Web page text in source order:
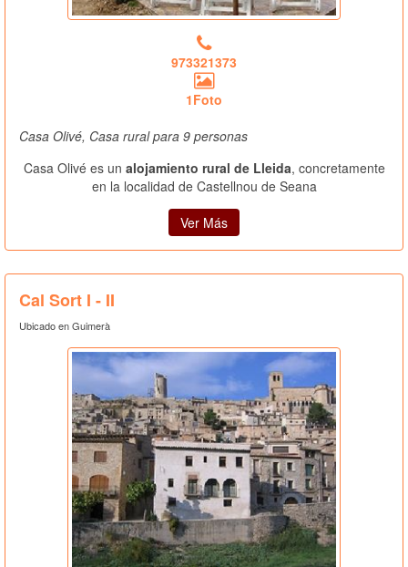
973321373
1Foto
Casa Olivé, Casa rural para 9 personas
Casa Olivé es un alojamiento rural de Lleida, concretamente
en la localidad de Castellnou de Seana
Ver Más
Cal Sort I - II
Ubicado en Guimerà